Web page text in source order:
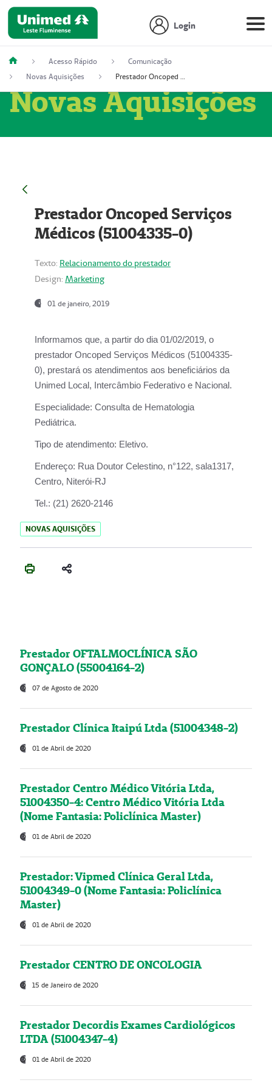
Login
Acesso Rápido
Comunicação
Novas Aquisições
Prestador Oncoped Serviços Médicos (51004335-0)
Novas Aquisições
Prestador Oncoped Serviços
Médicos (51004335-0)
Texto: Relacionamento do prestador
Design: Marketing
01 de janeiro, 2019
Informamos que, a partir do dia 01/02/2019, o
prestador Oncoped Serviços Médicos (51004335-
0), prestará os atendimentos aos beneficiários da
Unimed Local, Intercâmbio Federativo e Nacional.
Especialidade: Consulta de Hematologia
Pediátrica.
Tipo de atendimento: Eletivo.
Endereço: Rua Doutor Celestino, n°122, sala1317,
Centro, Niterói-RJ
Tel.: (21) 2620-2146
NOVAS AQUISIÇÕES
Prestador OFTALMOCLÍNICA SÃO
GONÇALO (55004164-2)
07 de Agosto de 2020
Prestador Clínica Itaipú Ltda (51004348-2)
01 de Abril de 2020
Prestador Centro Médico Vitória Ltda,
51004350-4: Centro Médico Vitória Ltda
(Nome Fantasia: Policlínica Master)
01 de Abril de 2020
Prestador: Vipmed Clínica Geral Ltda,
51004349-0 (Nome Fantasia: Policlínica
Master)
01 de Abril de 2020
Prestador CENTRO DE ONCOLOGIA
15 de Janeiro de 2020
Prestador Decordis Exames Cardiológicos
LTDA (51004347-4)
01 de Abril de 2020